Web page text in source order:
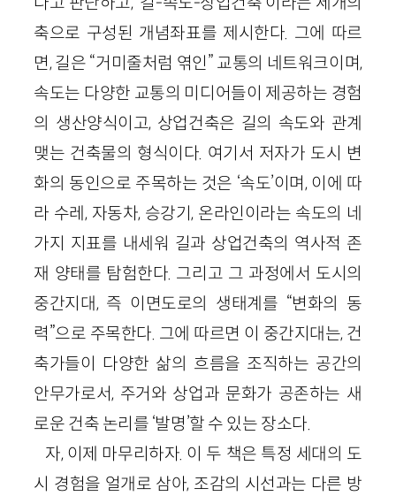
축으로 구성된 개념좌표를 제시한다. 그에 따르
면, 길은 “거미줄처럼 엮인” 교통의 네트워크이며,
속도는 다양한 교통의 미디어들이 제공하는 경험
의 생산양식이고, 상업건축은 길의 속도와 관계
맺는 건축물의 형식이다. 여기서 저자가 도시 변
화의 동인으로 주목하는 것은 ‘속도’이며, 이에 따
라 수레, 자동차, 승강기, 온라인이라는 속도의 네
가지 지표를 내세워 길과 상업건축의 역사적 존
재 양태를 탐험한다. 그리고 그 과정에서 도시의
중간지대, 즉 이면도로의 생태계를 “변화의 동
력”으로 주목한다. 그에 따르면 이 중간지대는, 건
축가들이 다양한 삶의 흐름을 조직하는 공간의
안무가로서, 주거와 상업과 문화가 공존하는 새
로운 건축 논리를 ‘발명’할 수 있는 장소다.
자, 이제 마무리하자. 이 두 책은 특정 세대의 도
시 경험을 얼개로 삼아, 조감의 시선과는 다른 방